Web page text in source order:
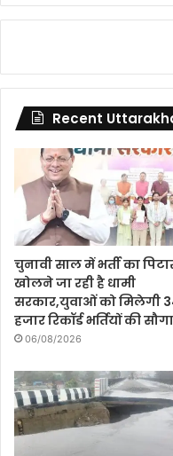
Recent
चुनावी साल में भर्ती का
खोलने जा रही है धामी
सरकार,युवाओं को मिलेगी
हजार रिकॉर्ड भर्तियों की
06/08/2026